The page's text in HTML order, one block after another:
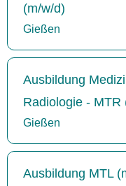
(m/w/d)
Gießen
Ausbildung
Radiologie - MTR
Gießen
Ausbildung MTL